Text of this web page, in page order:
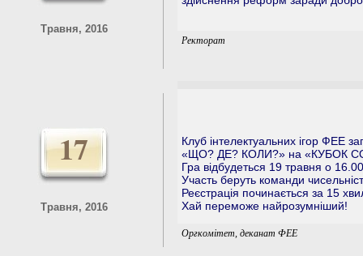
Травня, 2016
Ректорат
17
Травня, 2016
Клуб інтелектуальних ігор ФЕЕ
«ЩО? ДЕ? КОЛИ?» на «КУБОК
Гра відбудеться 19 травня о
Участь беруть команди
Реєстрація починається за 15
Хай переможе найрозумніший!
Оргкомітет, деканат ФЕЕ